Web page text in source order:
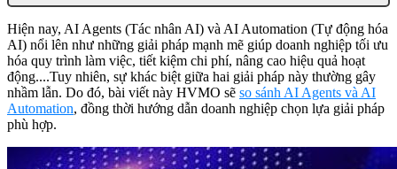
Hiện nay, AI Agents (Tác nhân AI) và AI Automation (Tự động hóa
AI) nổi lên như những giải pháp mạnh mẽ giúp doanh nghiệp tối ưu
hóa quy trình làm việc, tiết kiệm chi phí, nâng cao hiệu quả hoạt
động....Tuy nhiên, sự khác biệt giữa hai giải pháp này thường gây
nhầm lẫn. Do đó, bài viết này HVMO sẽ so sánh AI Agents và AI
Automation, đồng thời hướng dẫn doanh nghiệp chọn lựa giải pháp
phù hợp.